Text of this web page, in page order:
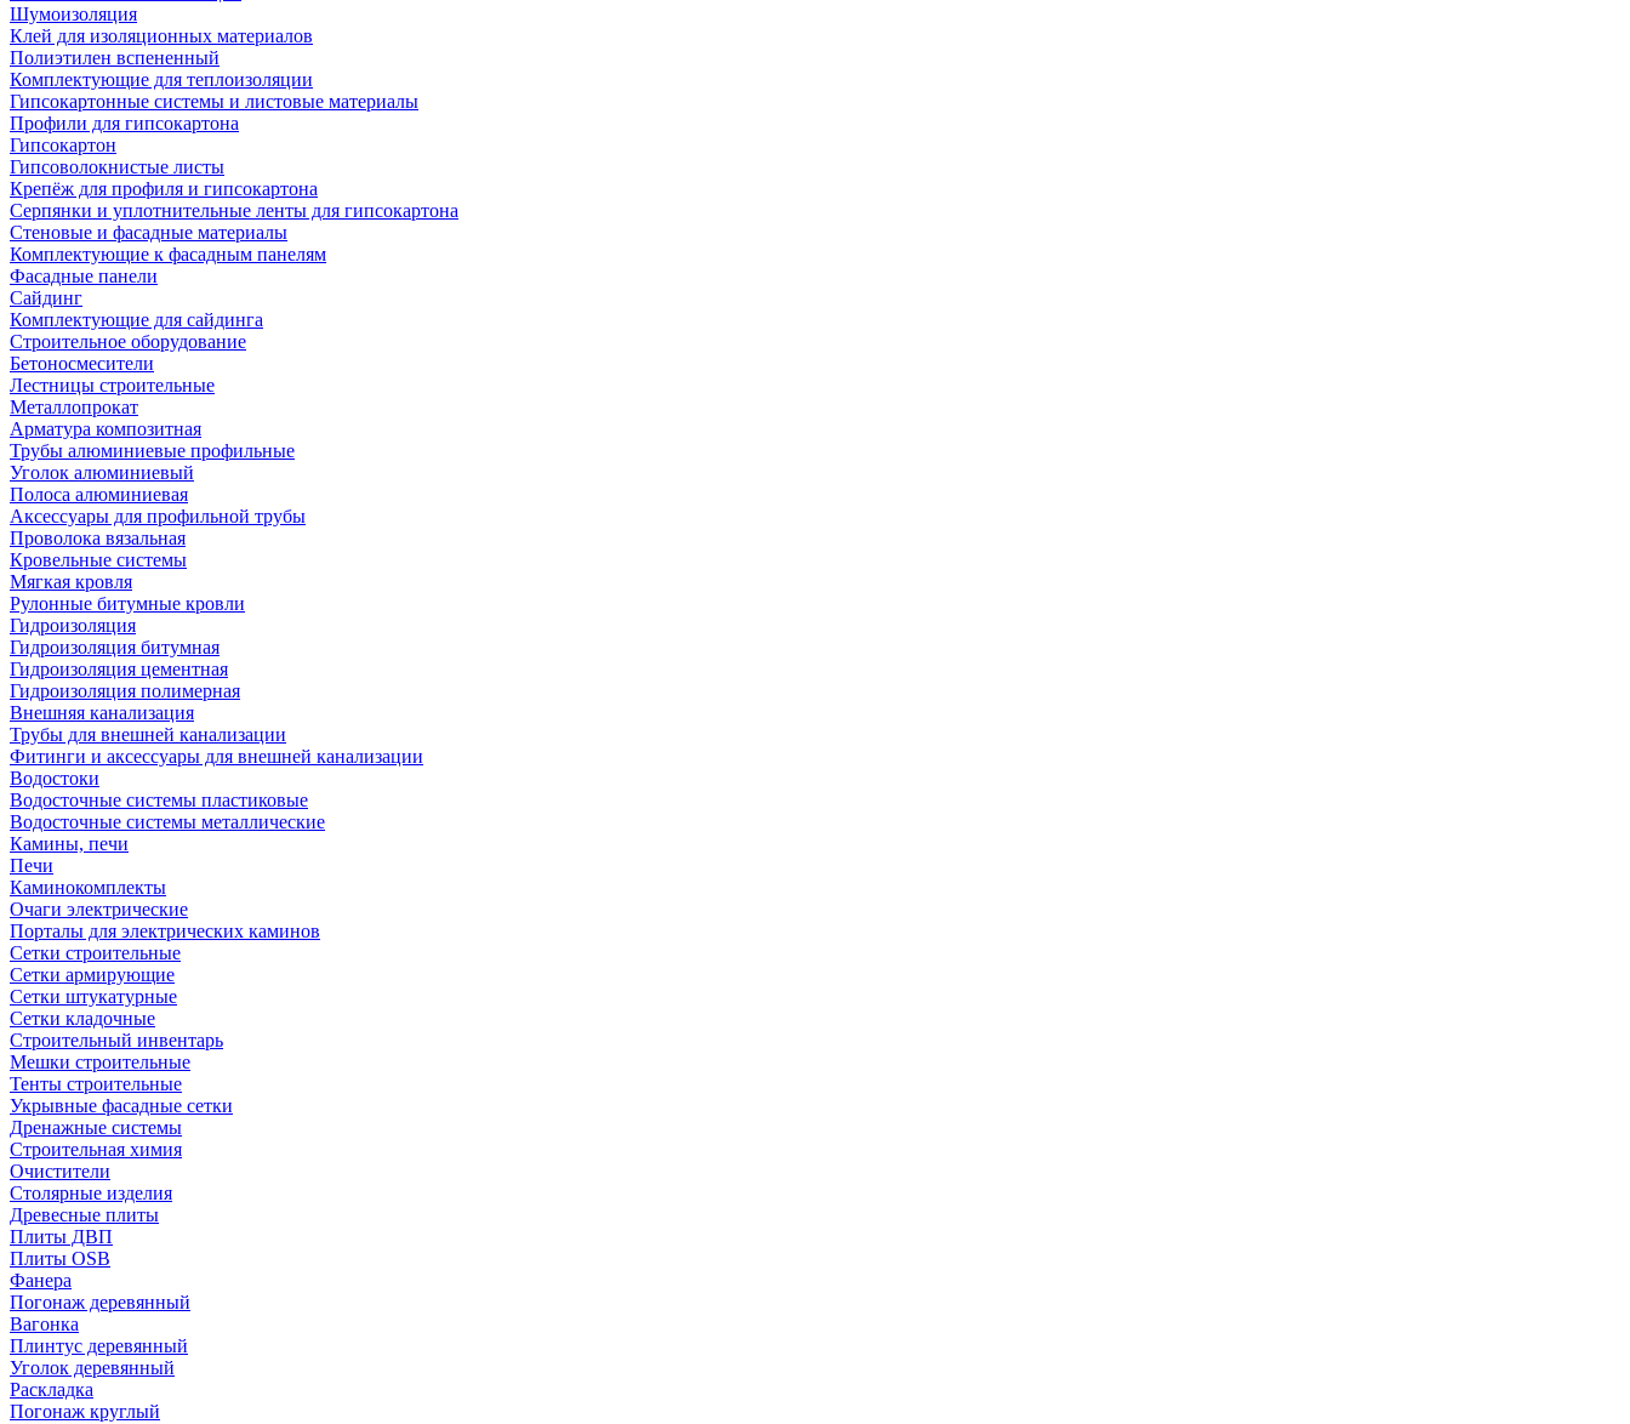
Шумоизоляция
Клей для изоляционных материалов
Полиэтилен вспененный
Комплектующие для теплоизоляции
Гипсокартонные системы и листовые материалы
Профили для гипсокартона
Гипсокартон
Гипсоволокнистые листы
Крепёж для профиля и гипсокартона
Серпянки и уплотнительные ленты для гипсокартона
Стеновые и фасадные материалы
Комплектующие к фасадным панелям
Фасадные панели
Сайдинг
Комплектующие для сайдинга
Строительное оборудование
Бетоносмесители
Лестницы строительные
Металлопрокат
Арматура композитная
Трубы алюминиевые профильные
Уголок алюминиевый
Полоса алюминиевая
Аксессуары для профильной трубы
Проволока вязальная
Кровельные системы
Мягкая кровля
Рулонные битумные кровли
Гидроизоляция
Гидроизоляция битумная
Гидроизоляция цементная
Гидроизоляция полимерная
Внешняя канализация
Трубы для внешней канализации
Фитинги и аксессуары для внешней канализации
Водостоки
Водосточные системы пластиковые
Водосточные системы металлические
Камины, печи
Печи
Каминокомплекты
Очаги электрические
Порталы для электрических каминов
Сетки строительные
Сетки армирующие
Сетки штукатурные
Сетки кладочные
Строительный инвентарь
Мешки строительные
Тенты строительные
Укрывные фасадные сетки
Дренажные системы
Строительная химия
Очистители
Столярные изделия
Древесные плиты
Плиты ДВП
Плиты OSB
Фанера
Погонаж деревянный
Вагонка
Плинтус деревянный
Уголок деревянный
Раскладка
Погонаж круглый